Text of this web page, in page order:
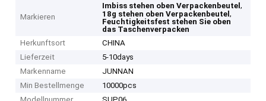
Markieren
Imbiss stehen oben Verpackenbeutel,
18g stehen oben Verpackenbeutel,
Feuchtigkeitsfest stehen Sie oben
das Taschenverpacken
Herkunftsort
CHINA
Lieferzeit
5-10days
Markenname
JUNNAN
Min Bestellmenge
10000pcs